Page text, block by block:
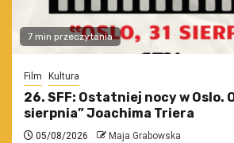
7 min przeczytania
Film Kultura
26. SFF: Ostatniej nocy w Oslo. O
sierpnia” Joachima Triera
05/08/2026 Maja Grabowska